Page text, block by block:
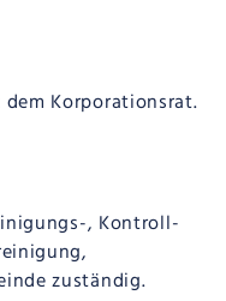
Korporationsrat.
, Kontroll-
zuständig.